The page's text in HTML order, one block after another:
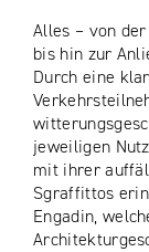
Alles – von
bis hin zur
Durch eine
jeweiligen
mit ihrer
Sgraffittos
Engadin,